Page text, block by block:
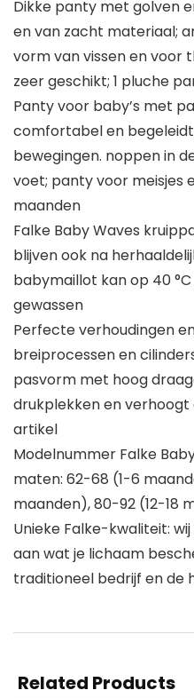
Dikke panty met golven
en van zacht materiaal;
vorm van vissen en voor
zeer geschikt; 1 pluche
Panty voor baby’s met
comfortabel en
bewegingen. noppen in
voet; panty voor meisjes
maanden
Falke Baby Waves
blijven ook na
babymaillot kan op 40
gewassen
Perfecte verhoudingen
breiprocessen en
pasvorm met hoog
drukplekken en
artikel
Modelnummer Falke
maten: 62-68 (1-6
maanden), 80-92 (12-18
Unieke Falke-kwaliteit:
aan wat je lichaam
traditioneel bedrijf en de
Related Products